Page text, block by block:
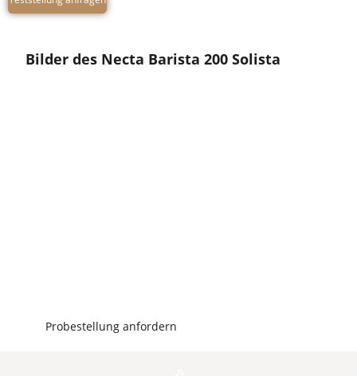
Bilder des Necta Barista 200 Solista
Probestellung anfordern